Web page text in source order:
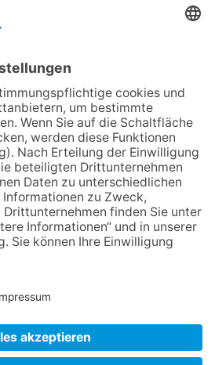
Jugendchor Hochtaunus
Programm „Changes“
Sommerabend: Der Rettershof
lädt wieder zum Weinfest ein
Hisamoto und Tölke begeistern
mit Werken von Walter
Wachsmuth
„die 80er live“ – Die große
Stadiontour kommt nach
Frankfurt
NACH OBEN